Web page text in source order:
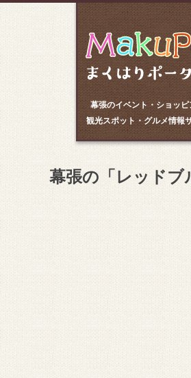
幕張のイベント・ショッピ
観光スポット・グルメ情報
幕張の「レッドブ